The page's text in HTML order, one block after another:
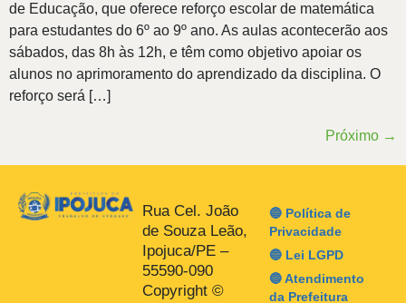
de Educação, que oferece reforço escolar de matemática
para estudantes do 6º ao 9º ano. As aulas acontecerão aos
sábados, das 8h às 12h, e têm como objetivo apoiar os
alunos no aprimoramento do aprendizado da disciplina. O
reforço será […]
Próximo →
Rua Cel. João
de Souza Leão,
Ipojuca/PE –
55590-090
Copyright ©
🔵 Política de
Privacidade
🔵 Lei LGPD
🔵 Atendimento
da Prefeitura